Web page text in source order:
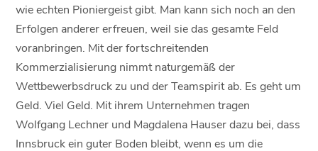
wie echten Pioniergeist gibt. Man kann sich noch an den
Erfolgen anderer erfreuen, weil sie das gesamte Feld
voranbringen. Mit der fortschreitenden
Kommerzialisierung nimmt naturgemäß der
Wettbewerbsdruck zu und der Teamspirit ab. Es geht um
Geld. Viel Geld. Mit ihrem Unternehmen tragen
Wolfgang Lechner und Magdalena Hauser dazu bei, dass
Innsbruck ein guter Boden bleibt, wenn es um die